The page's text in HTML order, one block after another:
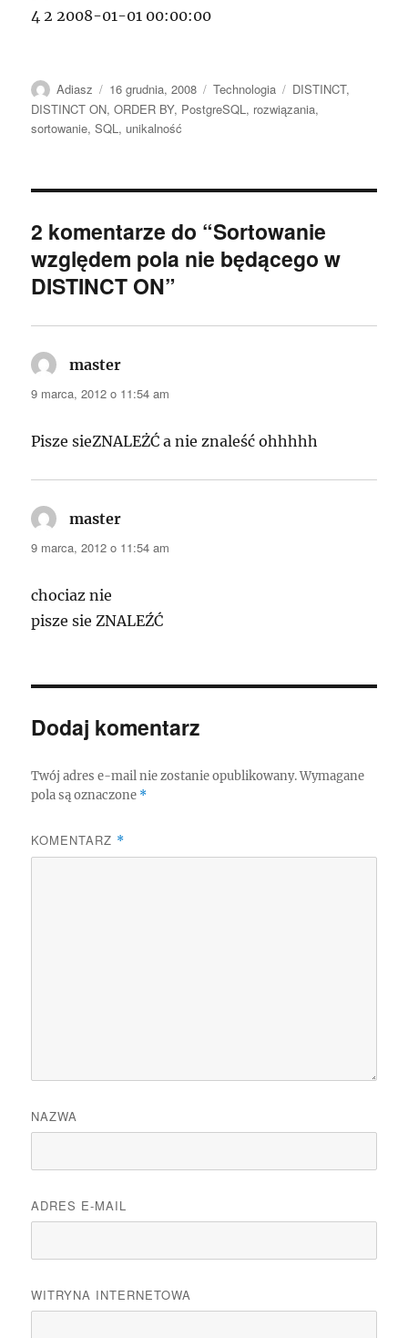
4 2 2008-01-01 00:00:00
Autor
Adiasz
Data
publikacji
16 grudnia, 2008 Kategorie
Technologia Tagi
DISTINCT,
DISTINCT ON,ORDER BY, PostgreSQL, rozwiązania,
sortowanie,SQL, unikalność
2 komentarze do “Sortowanie
względem pola nie będącego w
DISTINCT ON”
master
9 marca, 2012 o 11:54 am
Pisze sieZNALEŻĆ a nie znaleść ohhhhh
master
9 marca, 2012 o 11:54 am
chociaz nie
pisze sie ZNALEŹĆ
Dodaj komentarz
Twój adres e-mail nie zostanie opublikowany. Wymagane
pola są oznaczone *
KOMENTARZ *
NAZWA
ADRES E-MAIL
WITRYNA INTERNETOWA